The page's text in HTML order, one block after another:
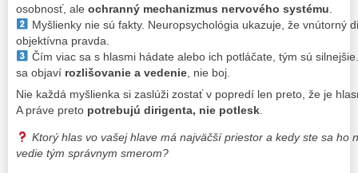
osobnosť, ale ochranný mechanizmus nervového systému
Myšlienky nie sú fakty. Neuropsychológia ukazuje, že vnútorný
objektívna pravda.
Čím viac sa s hlasmi hádate alebo ich potláčate, tým sú
sa objaví rozlišovanie a vedenie , nie boj.
Nie každá myšlienka si zaslúži zostať v popredí len preto, že je
A práve preto potrebujú dirigenta, nie potlesk
Ktorý hlas vo vašej hlave má najväčší priestor a kedy ste sa ho
vedie tým správnym smerom?